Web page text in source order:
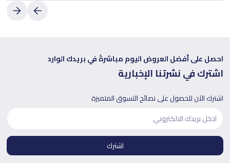
احصل على أفضل العروض اليوم مباشرةً في بريدك الوارد
اشترك في نشرتنا الإخبارية
اشترك الآن للحصول على نصائح التسوق المتميزة